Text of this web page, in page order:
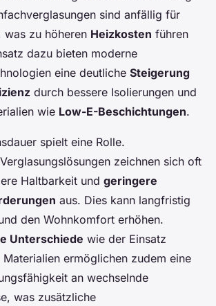
sind anfällig für
was zu höheren Heizkosten führen
dazu bieten moderne
eine deutliche Steigerung
durch bessere Isolierungen und
wie Low-E-Beschichtungen.
spielt eine Rolle.
zeichnen sich oft
Haltbarkeit und geringere
aus. Dies kann langfristig
den Wohnkomfort erhöhen.
Unterschiede wie der Einsatz
ermöglichen zudem eine
an wechselnde
was zusätzliche